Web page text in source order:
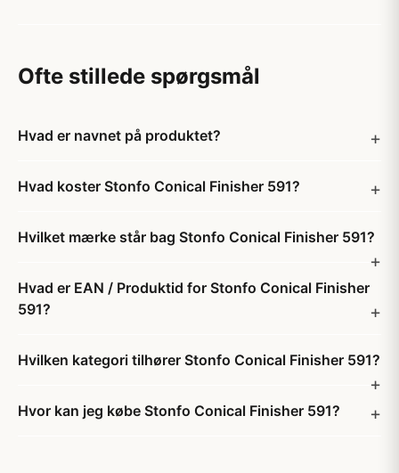
Ofte stillede spørgsmål
Hvad er navnet på produktet?
Hvad koster Stonfo Conical Finisher 591?
Hvilket mærke står bag Stonfo Conical Finisher 591?
Hvad er EAN / Produktid for Stonfo Conical Finisher
591?
Hvilken kategori tilhører Stonfo Conical Finisher 591?
Hvor kan jeg købe Stonfo Conical Finisher 591?